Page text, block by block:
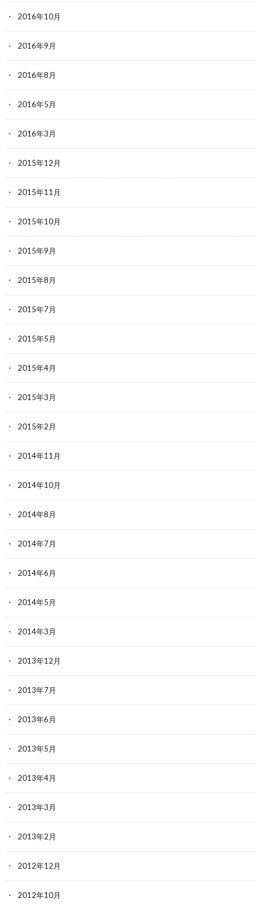
2016年10月
2016年9月
2016年8月
2016年5月
2016年3月
2015年12月
2015年11月
2015年10月
2015年9月
2015年8月
2015年7月
2015年5月
2015年4月
2015年3月
2015年2月
2014年11月
2014年10月
2014年8月
2014年7月
2014年6月
2014年5月
2014年3月
2013年12月
2013年7月
2013年6月
2013年5月
2013年4月
2013年3月
2013年2月
2012年12月
2012年10月